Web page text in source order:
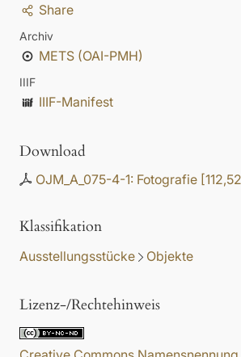
Share
Archiv
METS (OAI-PMH)
IIIF
IIIF-Manifest
Download
OJM_A_075-4-1: Fotografie [
Klassifikation
Ausstellungsstücke Objekte
Lizenz-/Rechtehinweis